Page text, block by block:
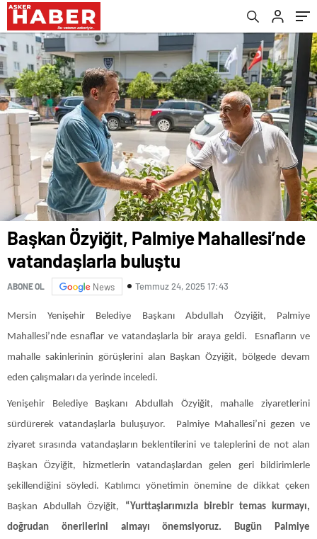
Başkan Özyiğit, Palmiye Mahallesi’nde
vatandaşlarla buluştu
ABONE OL News Temmuz 24, 2025 17:43
Mersin Yenişehir Belediye Başkanı Abdullah Özyiğit, Palmiye
Mahallesi’nde esnaflar ve vatandaşlarla bir araya geldi. Esnafların ve
mahalle sakinlerinin görüşlerini alan Başkan Özyiğit, bölgede devam
eden çalışmaları da yerinde inceledi.
Yenişehir Belediye Başkanı Abdullah Özyiğit, mahalle ziyaretlerini
sürdürerek vatandaşlarla buluşuyor. Palmiye Mahallesi’ni gezen ve
ziyaret sırasında vatandaşların beklentilerini ve taleplerini de not alan
Başkan Özyiğit, hizmetlerin vatandaşlardan gelen geri bildirimlerle
şekillendiğini söyledi. Katılımcı yönetimin önemine de dikkat çeken
Başkan Abdullah Özyiğit, “Yurttaşlarımızla birebir temas kurmayı,
doğrudan önerilerini almayı önemsiyoruz. Bugün Palmiye